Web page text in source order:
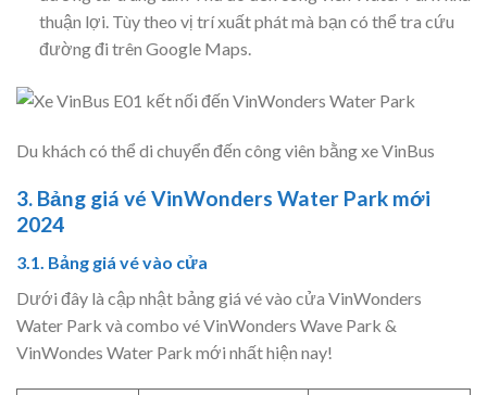
thuận lợi. Tùy theo vị trí xuất phát mà bạn có thể tra cứu
đường đi trên Google Maps.
Du khách có thể di chuyển đến công viên bằng xe VinBus
3. Bảng giá vé VinWonders Water Park mới
2024
3.1. Bảng giá vé vào cửa
Dưới đây là cập nhật bảng giá vé vào cửa VinWonders
Water Park và combo vé VinWonders Wave Park &
VinWondes Water Park mới nhất hiện nay!